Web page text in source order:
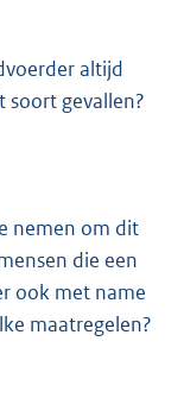
altijd
gevallen?
nemen om dit
die een
ook met name
maatregelen?